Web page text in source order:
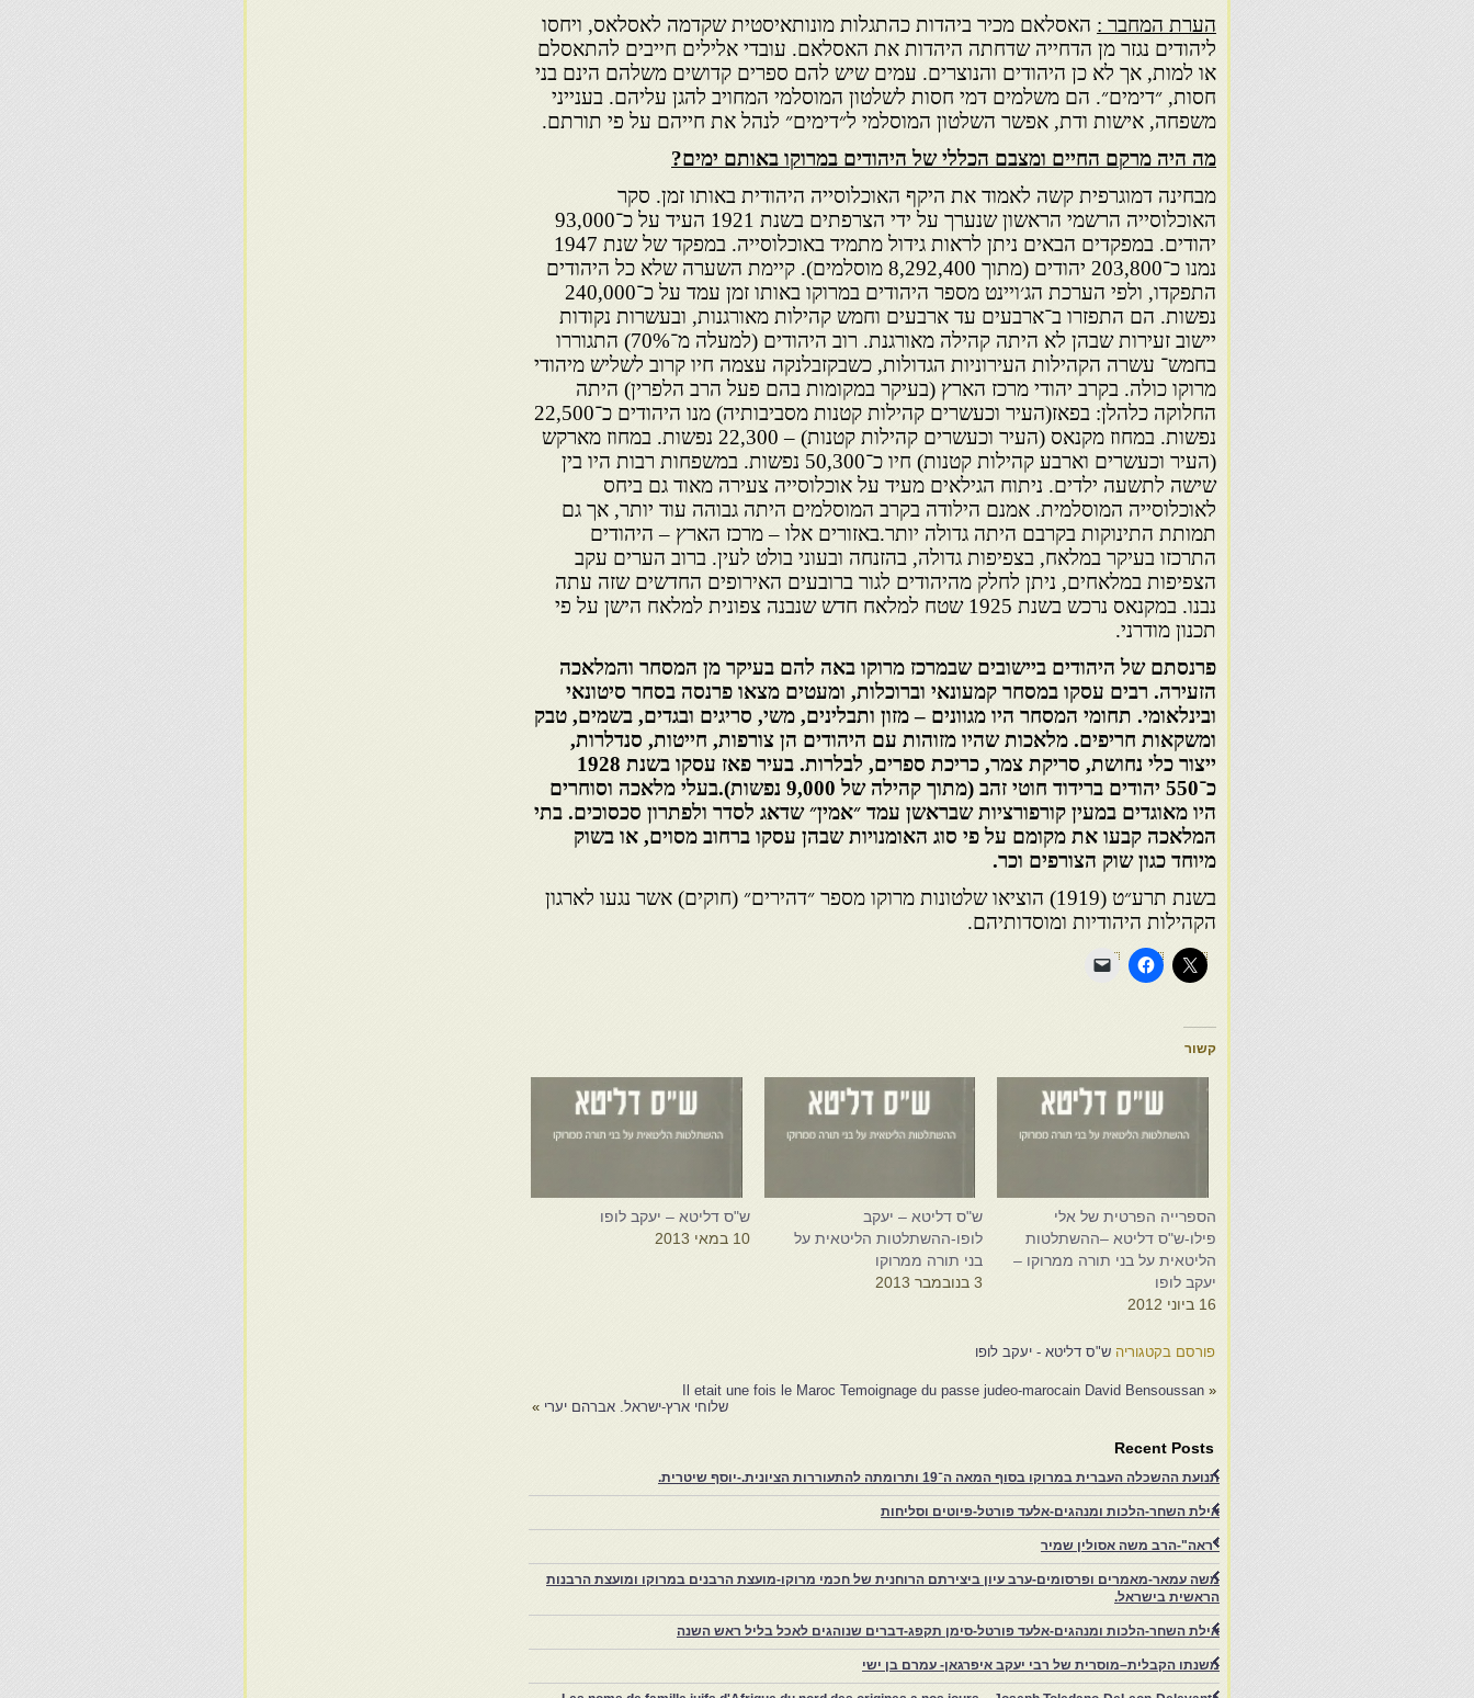
הערת המחבר : האסלאם מכיר ביהדות כהתגלות מונותאיסטית שקדמה לאסלאס, ויחסו
ליהודים נגזר מן הדחייה שדחתה היהדות את האסלאם. עובדי אלילים חייבים להתאסלם
או למות, אך לא כן היהודים והנוצרים. עמים שיש להם ספרים קדושים משלהם הינם בני
חסות, ״דימים״. הם משלמים דמי חסות לשלטון המוסלמי המחויב להגן עליהם. בענייני
משפחה, אישות ודת, אפשר השלטון המוסלמי ל״דימים״ לנהל את חייהם על פי תורתם.
מה היה מרקם החיים ומצבם הכללי של היהודים במרוקו באותם ימים?
מבחינה דמוגרפית קשה לאמוד את היקף האוכלוסייה היהודית באותו זמן. סקר
האוכלוסייה הרשמי הראשון שנערך על ידי הצרפתים בשנת 1921 העיד על כ־93,000
יהודים. במפקדים הבאים ניתן לראות גידול מתמיד באוכלוסייה. במפקד של שנת 1947
נמנו כ־203,800 יהודים (מתוך 8,292,400 מוסלמים). קיימת השערה שלא כל היהודים
התפקדו, ולפי הערכת הג׳ויינט מספר היהודים במרוקו באותו זמן עמד על כ־240,000
נפשות. הם התפזרו ב־ארבעים עד ארבעים וחמש קהילות מאורגנות, ובעשרות נקודות
יישוב זעירות שבהן לא היתה קהילה מאורגנת. רוב היהודים (למעלה מ־70%) התגוררו
בחמש־ עשרה הקהילות העירוניות הגדולות, כשבקזבלנקה עצמה חיו קרוב לשליש מיהודי
מרוקו כולה. בקרב יהודי מרכז הארץ (בעיקר במקומות בהם פעל הרב הלפרין) היתה
החלוקה כלהלן: בפאז(העיר וכעשרים קהילות קטנות מסביבותיה) מנו היהודים כ־22,500
נפשות. במחוז מקנאס (העיר וכעשרים קהילות קטנות) – 22,300 נפשות. במחוז מארקש
(העיר וכעשרים וארבע קהילות קטנות) חיו כ־50,300 נפשות. במשפחות רבות היו בין
שישה לתשעה ילדים. ניתוח הגילאים מעיד על אוכלוסייה צעירה מאוד גם ביחס
לאוכלוסייה המוסלמית. אמנם הילודה בקרב המוסלמים היתה גבוהה עוד יותר, אך גם
תמותת התינוקות בקרבם היתה גדולה יותר.באזורים אלו – מרכז הארץ – היהודים
התרכזו בעיקר במלאח, בצפיפות גדולה, בהזנחה ובעוני בולט לעין. ברוב הערים עקב
הצפיפות במלאחים, ניתן לחלק מהיהודים לגור ברובעים האירופים החדשים שזה עתה
נבנו. במקנאס נרכש בשנת 1925 שטח למלאח חדש שנבנה צפונית למלאח הישן על פי
תכנון מודרני.
פרנסתם של היהודים ביישובים שבמרכז מרוקו באה להם בעיקר מן המסחר והמלאכה
הזעירה. רבים עסקו במסחר קמעונאי וברוכלות, ומעטים מצאו פרנסה בסחר סיטונאי
ובינלאומי. תחומי המסחר היו מגוונים – מזון ותבלינים, משי, סריגים ובגדים, בשמים, טבק
ומשקאות חריפים. מלאכות שהיו מזוהות עם היהודים הן צורפות, חייטות, סנדלרות,
ייצור כלי נחושת, סריקת צמר, כריכת ספרים, לבלרות. בעיר פאז עסקו בשנת 1928
כ־550 יהודים ברידוד חוטי זהב (מתוך קהילה של 9,000 נפשות).בעלי מלאכה וסוחרים
היו מאוגדים במעין קורפורציות שבראשן עמד ״אמין״ שדאג לסדר ולפתרון סכסוכים. בתי
המלאכה קבעו את מקומם על פי סוג האומנויות שבהן עסקו ברחוב מסוים, או בשוק
מיוחד כגון שוק הצורפים וכר.
בשנת תרע״ט (1919) הוציאו שלטונות מרוקו מספר ״דהירים״ (חוקים) אשר נגעו לארגון
הקהילות היהודיות ומוסדותיהם.
קשור
הספרייה הפרטית של אלי
פילו-ש"ס דליטא –ההשתלטות
הליטאית על בני תורה ממרוקו –
יעקב לופו
16 ביוני 2012
ש"ס דליטא – יעקב
לופו-ההשתלטות הליטאית על
בני תורה ממרוקו
3 בנובמבר 2013
ש"ס דליטא – יעקב לופו
10 במאי 2013
פורסם בקטגוריה ש"ס דליטא - יעקב לופו
«
Il etait une fois le Maroc Temoignage du passe judeo-marocain David Bensoussan
שלוחי ארץ-ישראל. אברהם יערי »
Recent Posts
תנועת ההשכלה העברית במרוקו בסוף המאה ה־19 ותרומתה להתעוררות הציונית.-יוסף שיטרית.
אילת השחר-הלכות ומנהגים-אלעד פורטל-פיוטים וסליחות
"ראה"-הרב משה אסולין שמיר
משה עמאר-מאמרים ופרסומים-ערב עיון ביצירתם הרוחנית של חכמי מרוקו-מועצת הרבנים במרוקו ומועצת הרבנות
הראשית בישראל.
אילת השחר-הלכות ומנהגים-אלעד פורטל-סימן תקפג-דברים שנוהגים לאכל בליל ראש השנה
משנתו הקבלית–מוסרית של רבי יעקב איפרגאן- עמרם בן ישי